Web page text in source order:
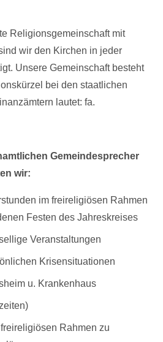
Religionsgemeinschaft mit
wir den Kirchen in jeder
Unsere Gemeinschaft besteht
bei den staatlichen
lautet: fa.
Gemeindesprecher
wir:
im freireligiösen Rahmen
Festen des Jahreskreises
Veranstaltungen
Krisensituationen
u. Krankenhaus
Rahmen zu